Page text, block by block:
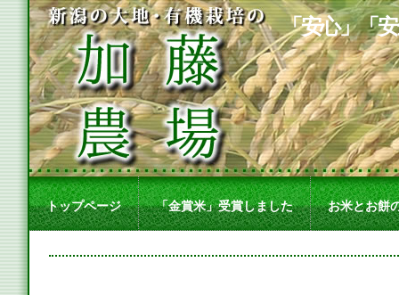
「安心」「
トップページ 「金賞米」受賞しました お米とお餅